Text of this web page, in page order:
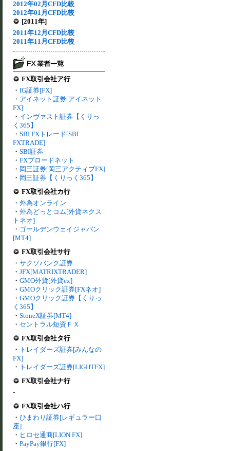
2012年02月CFD比較
2012年01月CFD比較
[2011年]
2011年12月CFD比較
2011年11月CFD比較
FX取引会社ア行
・ IG証券[FX]
・ アイネット証券[アイネット
FX]
・ インヴァスト証券【くりっ
く365】
・ SBI FXトレード[SBI
FXTRADE]
・ SBI証券
・ FXブロードネット
・ 岡三証券[岡三アクティブFX]
・ 岡三証券【くりっく365】
FX取引会社カ行
・ 外為オンライン
・ 外為どっとコム[外貨ネクス
トネオ]
・ ゴールデンウェイジャパン
[MT4]
FX取引会社サ行
・ サクソバンク証券
・ JFX[MATRIXTRADER]
・ GMO外貨[外貨ex]
・ GMOクリック証券[FXネオ]
・ GMOクリック証券【くりっ
く365】
・ StoneX証券[MT4]
・ セントラル短資ＦＸ
FX取引会社タ行
・ トレイダーズ証券[みんなの
FX]
・ トレイダーズ証券[LIGHTFX]
FX取引会社ナ行
-
FX取引会社ハ行
・ ひまわり証券[レギュラー口
座]
・ ヒロセ通商[LION FX]
・ PayPay銀行[FX]